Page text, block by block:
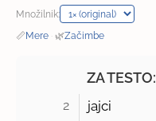
Množilnik:
📏Mere · 🌿Začimbe
ZA TESTO:
2 jajci